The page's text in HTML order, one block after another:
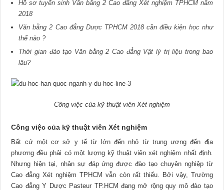
Hồ sơ tuyển sinh Văn bằng 2 Cao đẳng Xét nghiệm TPHCM năm
2018
Văn bằng 2 Cao đẳng Dược TPHCM 2018 cần điều kiện học như
thế nào ?
Thời gian đào tạo Văn bằng 2 Cao đẳng Vật lý trị liệu trong bao
lâu?
Công việc của kỹ thuật viên Xét nghiệm
Công việc của kỹ thuật viên Xét nghiệm
Bất cứ một cơ sở y tế từ lớn đến nhỏ từ trung ương đến địa
phương đều phải có một lượng kỹ thuật viên xét nghiệm nhất định.
Nhưng hiện tại, nhân sự đáp ứng được đào tạo chuyên nghiệp từ
Cao đẳng Xét nghiệm TPHCM vẫn còn rất thiếu. Bởi vậy, Trường
Cao đẳng Y Dược Pasteur TP.HCM đang mở rộng quy mô đào tạo